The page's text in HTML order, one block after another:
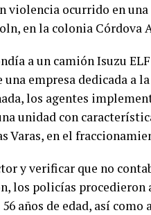
violencia ocurrido en
en la colonia Córdova
a un camión Isuzu
empresa dedicada a
los agentes
unidad con
Varas, en el
y verificar que no
los policías procedieron
años de edad, así